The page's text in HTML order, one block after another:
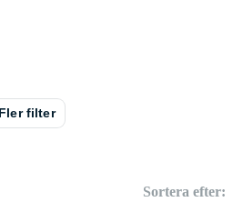
Fler filter
Sortera efter: